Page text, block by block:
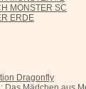
MONSTER SC
ERDE
Dragonfly